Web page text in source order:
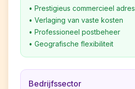
• Prestigieus commercieel adres
• Verlaging van vaste kosten
• Professioneel postbeheer
• Geografische flexibiliteit
Bedrijfssector